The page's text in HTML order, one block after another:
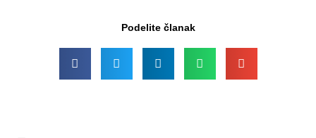
Podelite članak